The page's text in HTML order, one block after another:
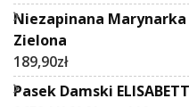
Niezapinana
Zielona
189,90zł
Pasek Damski